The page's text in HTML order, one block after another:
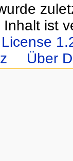
Inhalt ist
Über